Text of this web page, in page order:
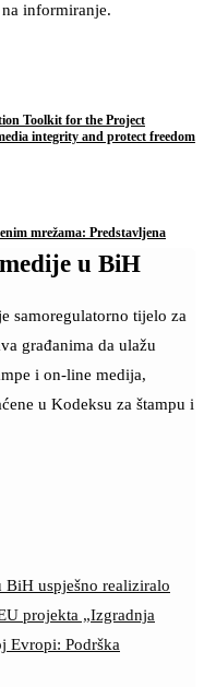
informiranje.
Toolkit for the Project
integrity and protect freedom
mrežama: Predstavljena
u BiH
samoregulatorno tijelo za
građanima da ulažu
i on-line medija,
u Kodeksu za štampu i
BiH uspješno realiziralo
projekta „Izgradnja
Evropi: Podrška